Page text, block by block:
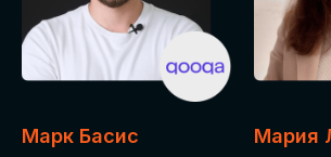
Марк Басис Мария